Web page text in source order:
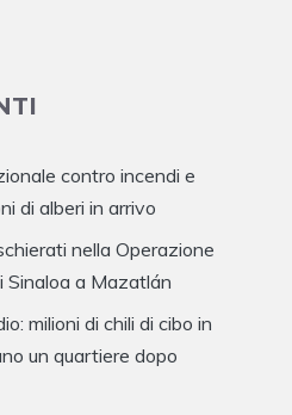
contro incendi e
di alberi in arrivo
nella Operazione
Sinaloa a Mazatlán
milioni di chili di cibo in
un quartiere dopo